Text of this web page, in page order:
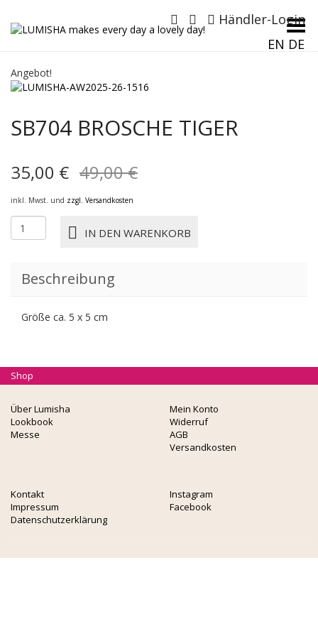
Händler-Login
EN DE
Menü umschalten
Angebot!
SB704 BROSCHE TIGER
49,00€Ursprünglicher
49,00 €
35,00 €
Aktueller
35,00 €.
inkl. Mwst. und zzgl. Versandkosten
SB704
BROSCHE
IN DEN WARENKORB
Beschreibung
Größe ca. 5 x 5 cm
Über Lumisha
Lookbook
Messe
Mein Konto
Widerruf
AGB
Versandkosten
Kontakt
Impressum
Datenschutzerklärung
Instagram
Facebook
Shop